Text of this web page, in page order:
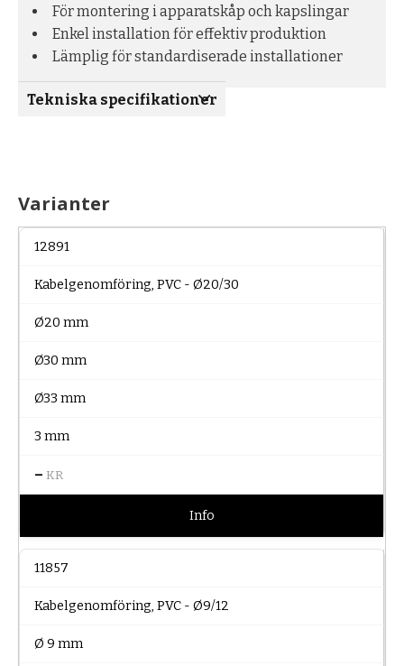
För montering i apparatskåp och kapslingar
Enkel installation för effektiv produktion
Lämplig för standardiserade installationer
Tekniska specifikationer
Varianter
12891
Kabelgenomföring, PVC - Ø20/30
Ø20 mm
Ø30 mm
Ø33 mm
3 mm
– KR
Info
11857
Kabelgenomföring, PVC - Ø9/12
Ø 9 mm